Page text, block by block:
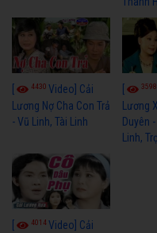
4430 Video] Cải
Lương Nợ Cha Con Trả
- Vũ Linh, Tài Linh
Lương
Duyên
Linh,
[ 4014Video] Cải